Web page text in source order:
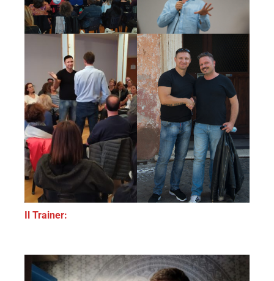
Il Trainer: